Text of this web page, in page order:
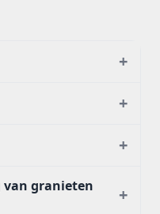
+
+
+
van granieten
+